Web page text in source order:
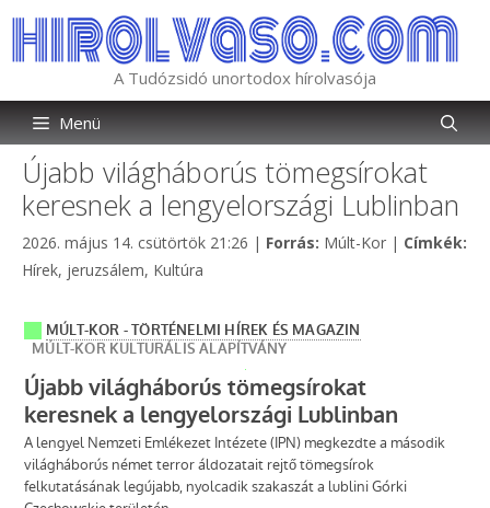
tartalomba
A Tudózsidó unortodox hírolvasója
Menü
Újabb világháborús tömegsírokat
keresnek a lengyelországi Lublinban
2026. május 14. csütörtök 21:26 | Forrás: Kategória
Múlt-Kor | Címkék:
Címkék
Hírek, jeruzsálem, Kultúra